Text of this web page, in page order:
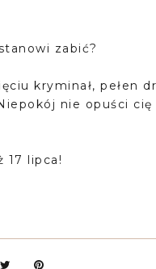
zabić?
kryminał, pełen
nie opuści
17 lipca!